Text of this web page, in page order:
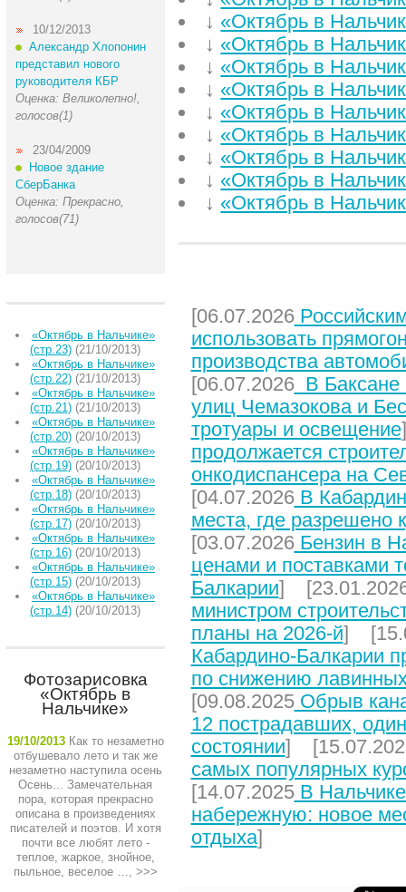
10/12/2013
Александр Хлопонин
представил нового
руководителя КБР
Оценка: Великолепно!,
голосов(1)
23/04/2009
Новое здание
СберБанка
Оценка: Прекрасно,
голосов(71)
«Октябрь в Нальчике»
(стр.23) (21/10/2013)
«Октябрь в Нальчике»
(стр.22) (21/10/2013)
«Октябрь в Нальчике»
(стр.21) (21/10/2013)
«Октябрь в Нальчике»
(стр.20) (20/10/2013)
«Октябрь в Нальчике»
(стр.19) (20/10/2013)
«Октябрь в Нальчике»
(стр.18) (20/10/2013)
«Октябрь в Нальчике»
(стр.17) (20/10/2013)
«Октябрь в Нальчике»
(стр.16) (20/10/2013)
«Октябрь в Нальчике»
(стр.15) (20/10/2013)
«Октябрь в Нальчике»
(стр.14) (20/10/2013)
Фотозарисовка
«Октябрь в
Нальчике»
19/10/2013 Как то незаметно
отбушевало лето и так же
незаметно наступила осень
Осень... Замечательная
пора, которая прекрасно
описана в произведениях
писателей и поэтов. И хотя
почти все любят лето -
теплое, жаркое, знойное,
пыльное, веселое …, >>>
↓ «Октябрь в
↓ «Октябрь в
↓ «Октябрь в
↓ «Октябрь в
↓ «Октябрь в
↓ «Октябрь в
↓ «Октябрь в
↓ «Октябрь в
↓ «Октябрь в
[06.07.2026
использовать
производства
[06.07.2026В Баксане
улиц Чемазокова и
тротуары и освещение
продолжается
онкодиспансера на
[04.07.2026В
места, где разрешено
[03.07.2026Бензин в
ценами и поставками
Балкарии]
министром
планы на 2026-й]
Кабардино-Балкарии
по снижению
[09.08.2025Обрыв
12 пострадавших,
состоянии]
самых популярных
[14.07.2025В
набережную: новое
отдыха]